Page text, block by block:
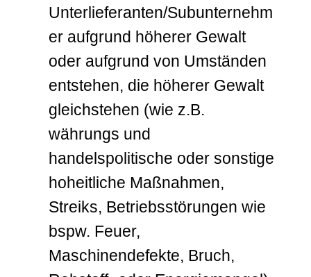
Unterlieferanten/Subunternehm
er aufgrund höherer Gewalt
oder aufgrund von Umständen
entstehen, die höherer Gewalt
gleichstehen (wie z.B.
währungs und
handelspolitische oder sonstige
hoheitliche Maßnahmen,
Streiks, Betriebsstörungen wie
bspw. Feuer,
Maschinendefekte, Bruch,